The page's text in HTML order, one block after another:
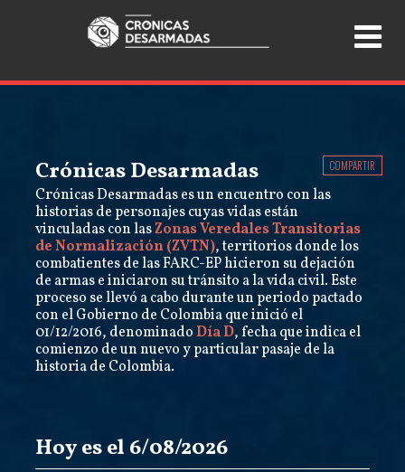
Crónicas Desarmadas
Crónicas Desarmadas es un encuentro con las
historias de personajes cuyas vidas están
vinculadas con lasZonas Veredales Transitorias
de Normalización (ZVTN), territorios donde los
combatientes de las FARC-EP hicieron su dejación
de armas e iniciaron su tránsito a la vida civil. Este
proceso se llevó a cabo durante un periodo pactado
con el Gobierno de Colombia que inició el
01/12/2016, denominadoDía D, fecha que indica el
comienzo de un nuevo y particular pasaje de la
historia de Colombia.
COMPARTIR
Hoy es el 6/08/2026